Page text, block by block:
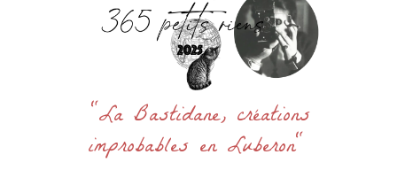
"La Bastidane, créations
improbables en Luberon"